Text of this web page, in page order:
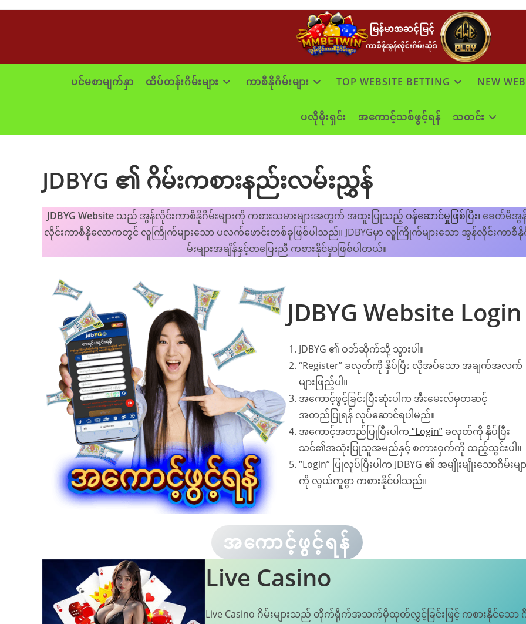
ပင်မစာမျက်နှာ ထိပ်တန်းဂိမ်းများ ကာစီနိုဂိမ်းများ TOP WEBSITE BETTING NEW
ပလိုမိုးရှင်း အကောင့်သစ်ဖွင့်ရန် သတင်း
JDBYG ၏ ဂိမ်းကစားနည်းလမ်းညွှန်
JDBYG Websiteသည် အွန်လိုင်းကာစီနိုဂိမ်းများကို ကစားသမားများအတွက် အထူးပြုသည့် ဝန်ဆောင်မှုဖြစ်ပြီး၊ ခေတ်မီအွ
လိုင်းကာစီနိုလောကတွင် လူကြိုက်များသော ပလက်ဖောင်းတစ်ခုဖြစ်ပါသည်။ JDBYGမှာ လူကြိုက်များသော အွန်လိုင်းကာစီနို
မ်းများအချိန်နှင့်တပြေးညီ ကစားနိုင်မှာဖြစ်ပါတယ်။
JDBYG Website Login
JDBYG ၏ ဝဘ်ဆိုက်သို့ သွားပါ။
“Register” ခလုတ်ကို နှိပ်ပြီး လိုအပ်သော အချက်အလက်
များဖြည့်ပါ။
အကောင့်ဖွင့်ခြင်းပြီးဆုံးပါက အီးမေးလ်မှတဆင့်
အတည်ပြုရန် လုပ်ဆောင်ရပါမည်။
အကောင့်အတည်ပြုပြီးပါက “Login”ခလုတ်ကို နှိပ်ပြီး
သင်၏အသုံးပြုသူအမည်နှင့် စကားဝှက်ကို ထည့်သွင်းပါ။
“Login” ပြုလုပ်ပြီးပါက JDBYG ၏ အမျိုးမျိုးသောဂိမ်းမျ
ကို လွယ်ကူစွာ ကစားနိုင်ပါသည်။
အကောင့်ဖွင့်ရန်
Live Casino
Live Casino ဂိမ်းများသည် တိုက်ရိုက်အသက်မှီထုတ်လွှင့်ခြင်းဖြင့် ကစားနိုင်သော